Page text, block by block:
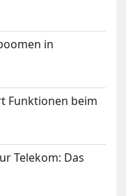
in
Funktionen beim
Telekom: Das